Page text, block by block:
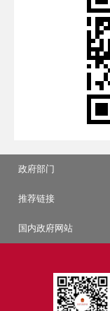
政府部门
推荐链接
国内政府网站